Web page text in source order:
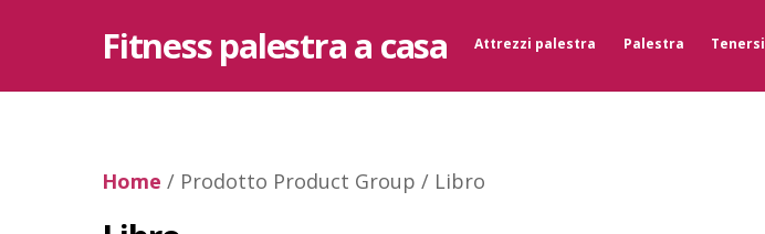
Fitness palestra a casa Attrezzi palestra Palestra
Home / Prodotto Product Group / Libro